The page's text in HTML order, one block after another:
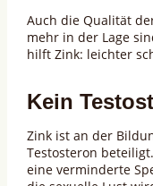
Auch die Qualität
mehr in der Lage
hilft Zink: leichter
Kein
Zink ist an der
Testosteron
eine verminderte